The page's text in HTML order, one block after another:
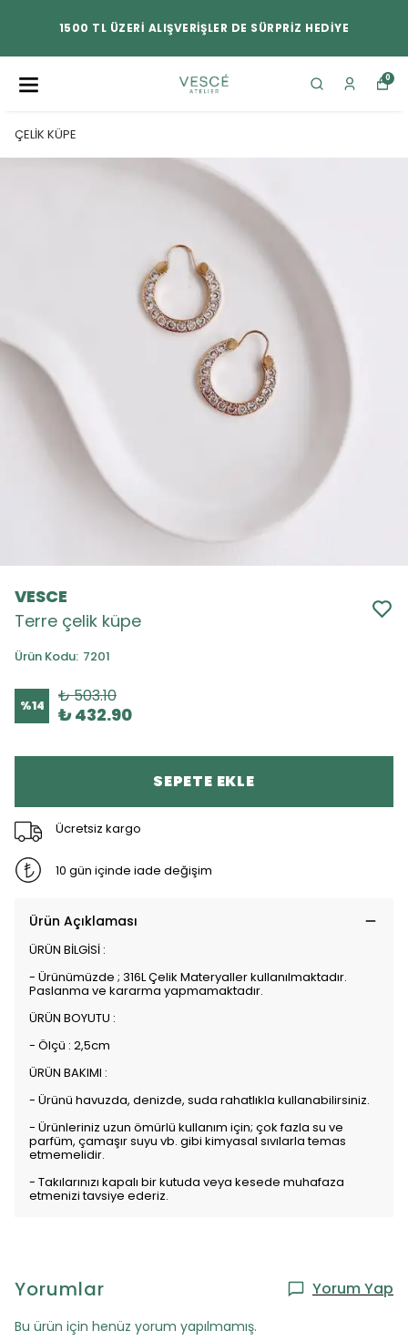
1500 TL ÜZERİ ALIŞVERİŞLER DE SÜRPRİZ HEDİYE
0
ÇELİK KÜPE
VESCE
Terre çelik küpe
Ürün Kodu: 7201
%14 ₺ 503.10
₺ 432.90
SEPETE EKLE
Ücretsiz kargo
10 gün içinde iade değişim
Ürün Açıklaması
ÜRÜN BİLGİSİ :
- Ürünümüzde ; 316L Çelik Materyaller kullanılmaktadır.
Paslanma ve kararma yapmamaktadır.
ÜRÜN BOYUTU :
- Ölçü : 2,5cm
ÜRÜN BAKIMI :
- Ürünü havuzda, denizde, suda rahatlıkla kullanabilirsiniz.
- Ürünleriniz uzun ömürlü kullanım için; çok fazla su ve
parfüm, çamaşır suyu vb. gibi kimyasal sıvılarla temas
etmemelidir.
- Takılarınızı kapalı bir kutuda veya kesede muhafaza
etmenizi tavsiye ederiz.
Yorumlar Yorum Yap
Bu ürün için henüz yorum yapılmamış.